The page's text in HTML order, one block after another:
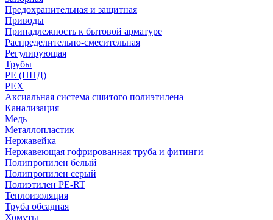
Предохранительная и защитная
Приводы
Принадлежность к бытовой арматуре
Распределительно-смесительная
Регулирующая
Трубы
PE (ПНД)
PEX
Аксиальная система сшитого полиэтилена
Канализация
Медь
Металлопластик
Нержавейка
Нержавеющая гофрированная труба и фитинги
Полипропилен белый
Полипропилен серый
Полиэтилен PE-RT
Теплоизоляция
Труба обсадная
Хомуты